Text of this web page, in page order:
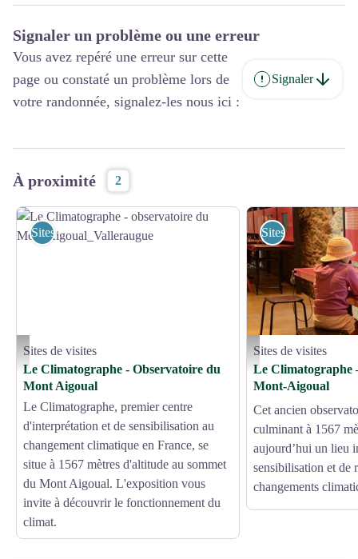
Signaler un problème ou une erreur
Vous avez repéré une erreur sur cette
page ou constaté un problème lors de
votre randonnée, signalez-les nous ici :
Signaler
À proximité 2
Le Climatographe - observatoire du Mont Aigoual_Valleraugue - Climatographe
Sites de visites
Sites de visites
Le Climatographe - Observatoire du
Mont Aigoual
Le Climatographe, premier centre
d'interprétation et de sensibilisation au
changement climatique en France, se
situe à 1567 mètres d'altitude au sommet
du Mont Aigoual. L'exposition vous
invite à découvrir le fonctionnement du
climat.
Mont-Aigoual - Le
Sites de visites
Sites de visites
Le Climatographe
Mont-Aigoual
Cet ancien
culminant à 1567
aujourd’hui un lieu
sensibilisation et de
changements